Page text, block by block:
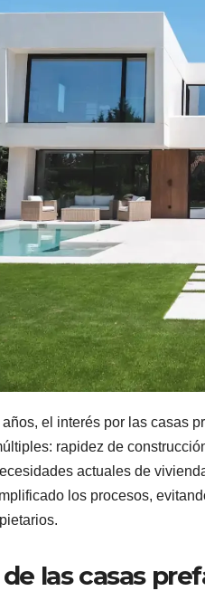
el interés por las casas
rapidez de
actuales de
los procesos,
las casas